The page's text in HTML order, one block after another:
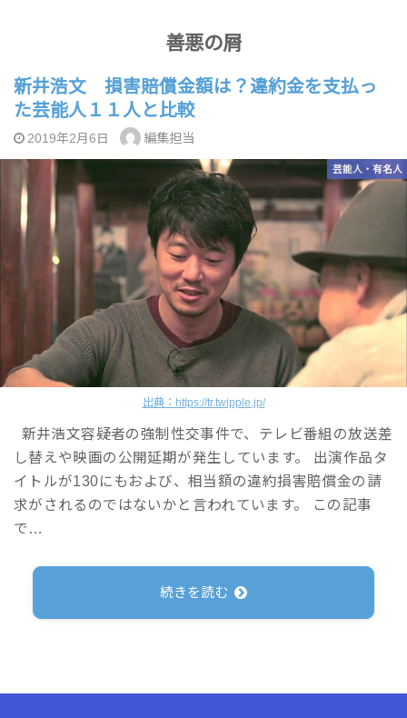
善悪の屑
新井浩文 損害賠償金額は？違約金を支払っ
た芸能人１１人と比較
2019年2月6日 編集担当
出典：https://tr.twipple.jp/
芸能人・有名人
新井浩文容疑者の強制性交事件で、テレビ番組の放送差
し替えや映画の公開延期が発生しています。 出演作品タ
イトルが130にもおよび、相当額の違約損害賠償金の請
求がされるのではないかと言われています。 この記事
で…
続きを読む